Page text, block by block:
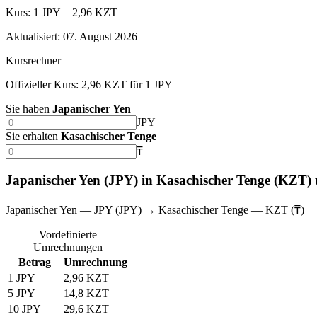
Kurs: 1 JPY = 2,96 KZT
Aktualisiert: 07. August 2026
Kursrechner
Offizieller Kurs: 2,96 KZT für 1 JPY
Sie haben Japanischer Yen
JPY
Sie erhalten Kasachischer Tenge
₸
Japanischer Yen (JPY) in Kasachischer Tenge (KZT)
Japanischer Yen — JPY (JPY) → Kasachischer Tenge — KZT (₸)
Vordefinierte
Umrechnungen
Betrag
Umrechnung
1 JPY
2,96 KZT
5 JPY
14,8 KZT
10 JPY
29,6 KZT